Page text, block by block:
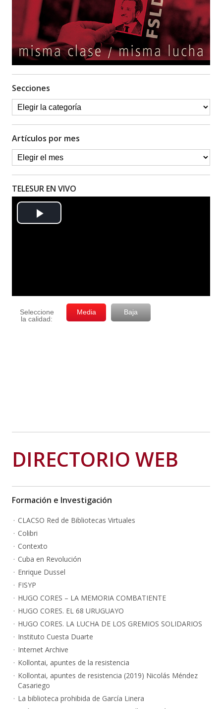
Secciones
Artículos por mes
TELESUR EN VIVO
DIRECTORIO WEB
Formación e Investigación
CLACSO Red de Bibliotecas Virtuales
Colibri
Contexto
Cuba en Revolución
Enrique Dussel
FISYP
HUGO CORES – LA MEMORIA COMBATIENTE
HUGO CORES. EL 68 URUGUAYO
HUGO CORES. LA LUCHA DE LOS GREMIOS SOLIDARIOS
Instituto Cuesta Duarte
Internet Archive
Kollontai, apuntes de la resistencia
Kollontai, apuntes de resistencia (2019) Nicolás Méndez
Casariego
La biblioteca prohibida de García Linera